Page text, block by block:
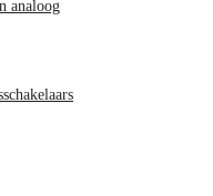
analoog